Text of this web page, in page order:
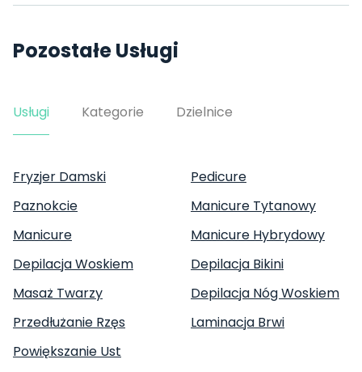
Pozostałe Usługi
Usługi Kategorie Dzielnice
Fryzjer Damski
Pedicure
Paznokcie
Manicure Tytanowy
Manicure
Manicure Hybrydowy
Depilacja Woskiem
Depilacja Bikini
Masaż Twarzy
Depilacja Nóg Woskiem
Przedłużanie Rzęs
Laminacja Brwi
Powiększanie Ust